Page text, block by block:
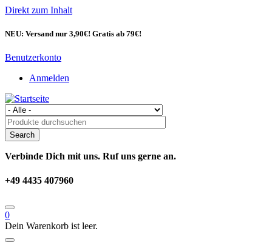
Direkt zum Inhalt
NEU: Versand nur 3,90€! Gratis ab 79€!
Benutzerkonto
Anmelden
Verbinde Dich mit uns. Ruf uns gerne an.
+49 4435 407960
0
Dein Warenkorb ist leer.